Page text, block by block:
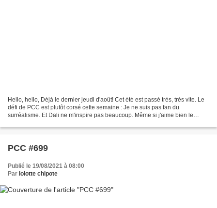
Hello, hello, Déjà le dernier jeudi d'août! Cet été est passé très, très vite. Le
défi de PCC est plutôt corsé cette semaine : Je ne suis pas fan du
surréalisme. Et Dali ne m'inspire pas beaucoup. Même si j'aime bien le
PCC #699
Publié le 19/08/2021 à 08:00
Par lolotte chipote